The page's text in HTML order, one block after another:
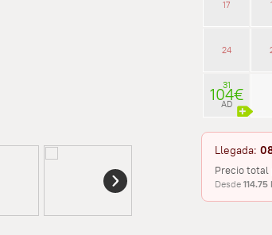
17
24
31
104€
AD
Llegada:
Precio total
Desde 114.75